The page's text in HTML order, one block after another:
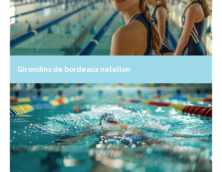
Girondins de bordeaux natation